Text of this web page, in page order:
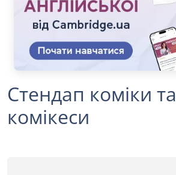
Стендап коміки та
комікеси